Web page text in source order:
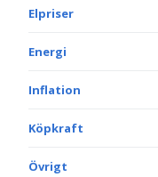
Elpriser
Energi
Inflation
Köpkraft
Övrigt